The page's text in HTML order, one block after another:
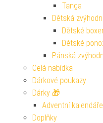
Tanga
Dětská
Dětské
Dětské
Pánská
Celá nabídka
Dárkové poukazy
Dárky 🎁
Adventní kalendáře
Doplňky